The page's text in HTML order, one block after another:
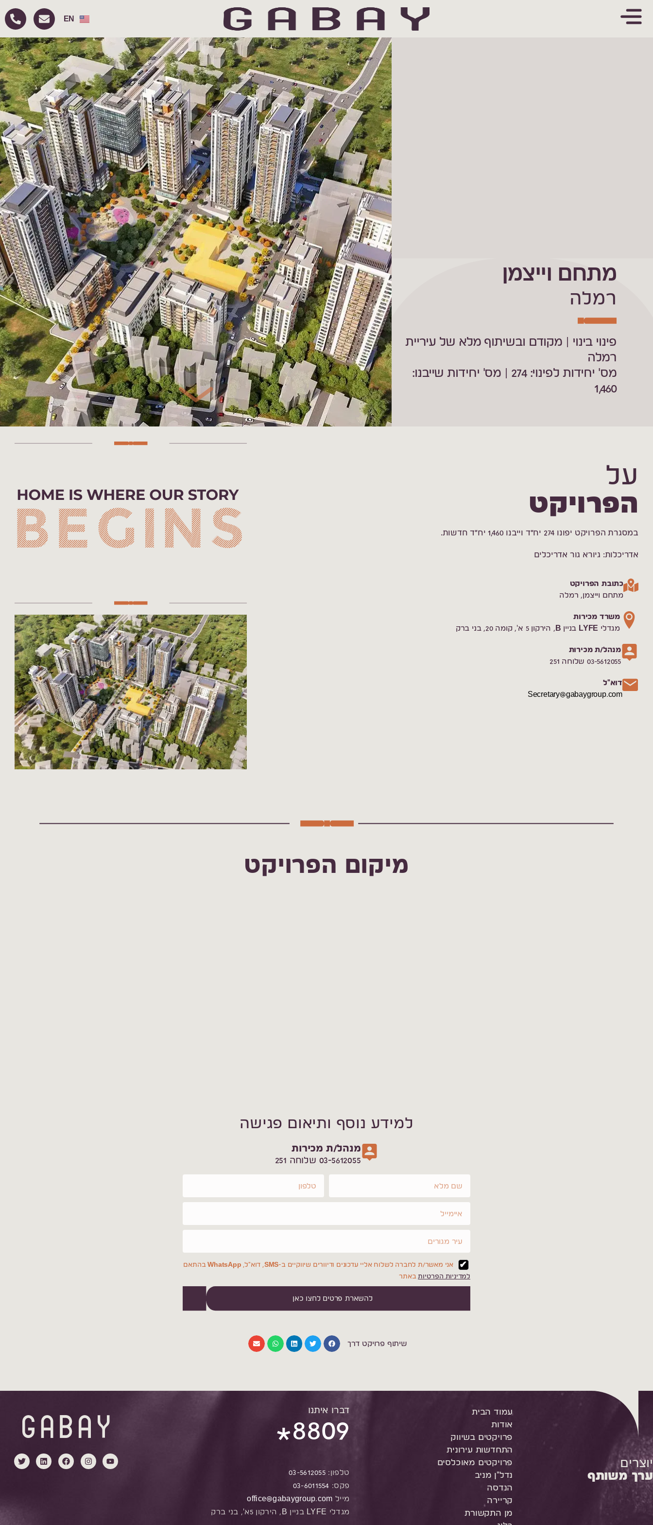
RU
מתחם וייצמן
רמלה
פינוי בינוי | מקודם ובשיתוף מלא של עיריית
רמלה
מס' יחידות לפינוי: 274 | מס' יחידות שייבנו:
1,460
על
הפרויקט
במסגרת הפרויקט יפונו 274 יח״ד וייבנו 1,460 יח״ד חדשות.
אדריכלות: גיורא גור אדריכלים
כתובת הפרויקט
מתחם וייצמן, רמלה
משרד מכירות
מגדלי LYFE בניין B, הירקון 5 א', קומה 20, בני ברק
מנהל/ת מכירות
03-5612055 שלוחה 251
דוא"ל
Secretary@gabaygroup.com
מיקום הפרויקט
למידע נוסף ותיאום פגישה
מנהל/ת מכירות
03-5612055 שלוחה 251
אני מאשר/ת לחברה לשלוח אליי עדכונים ודיוורים שיווקיים ב-SMS, דוא"ל, WhatsApp בהתאם
למדיניות הפרטיותבאתר
להשארת פרטים לחצו כאן
שיתוף פרויקט דרך
יוצרים
ערך משותף
עמוד הבית
אודות
פרויקטים בשיווק
התחדשות עירונית
פרויקטים מאוכלסים
נדל"ן מניב
הנדסה
קריירה
מן התקשורת
דברו איתנו
8809
*
טלפון: 03-5612055
פקס: 03-6011554
מייל office@gabaygroup.com
מגדלי LYFE בניין B, הירקון 5א', בני ברק